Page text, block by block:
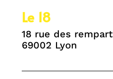
Le 18
18 rue des
69002 Lyon